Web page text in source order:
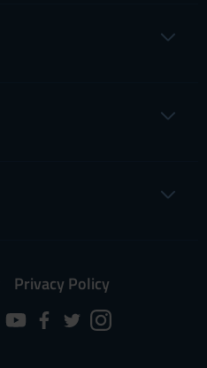
Privacy Policy